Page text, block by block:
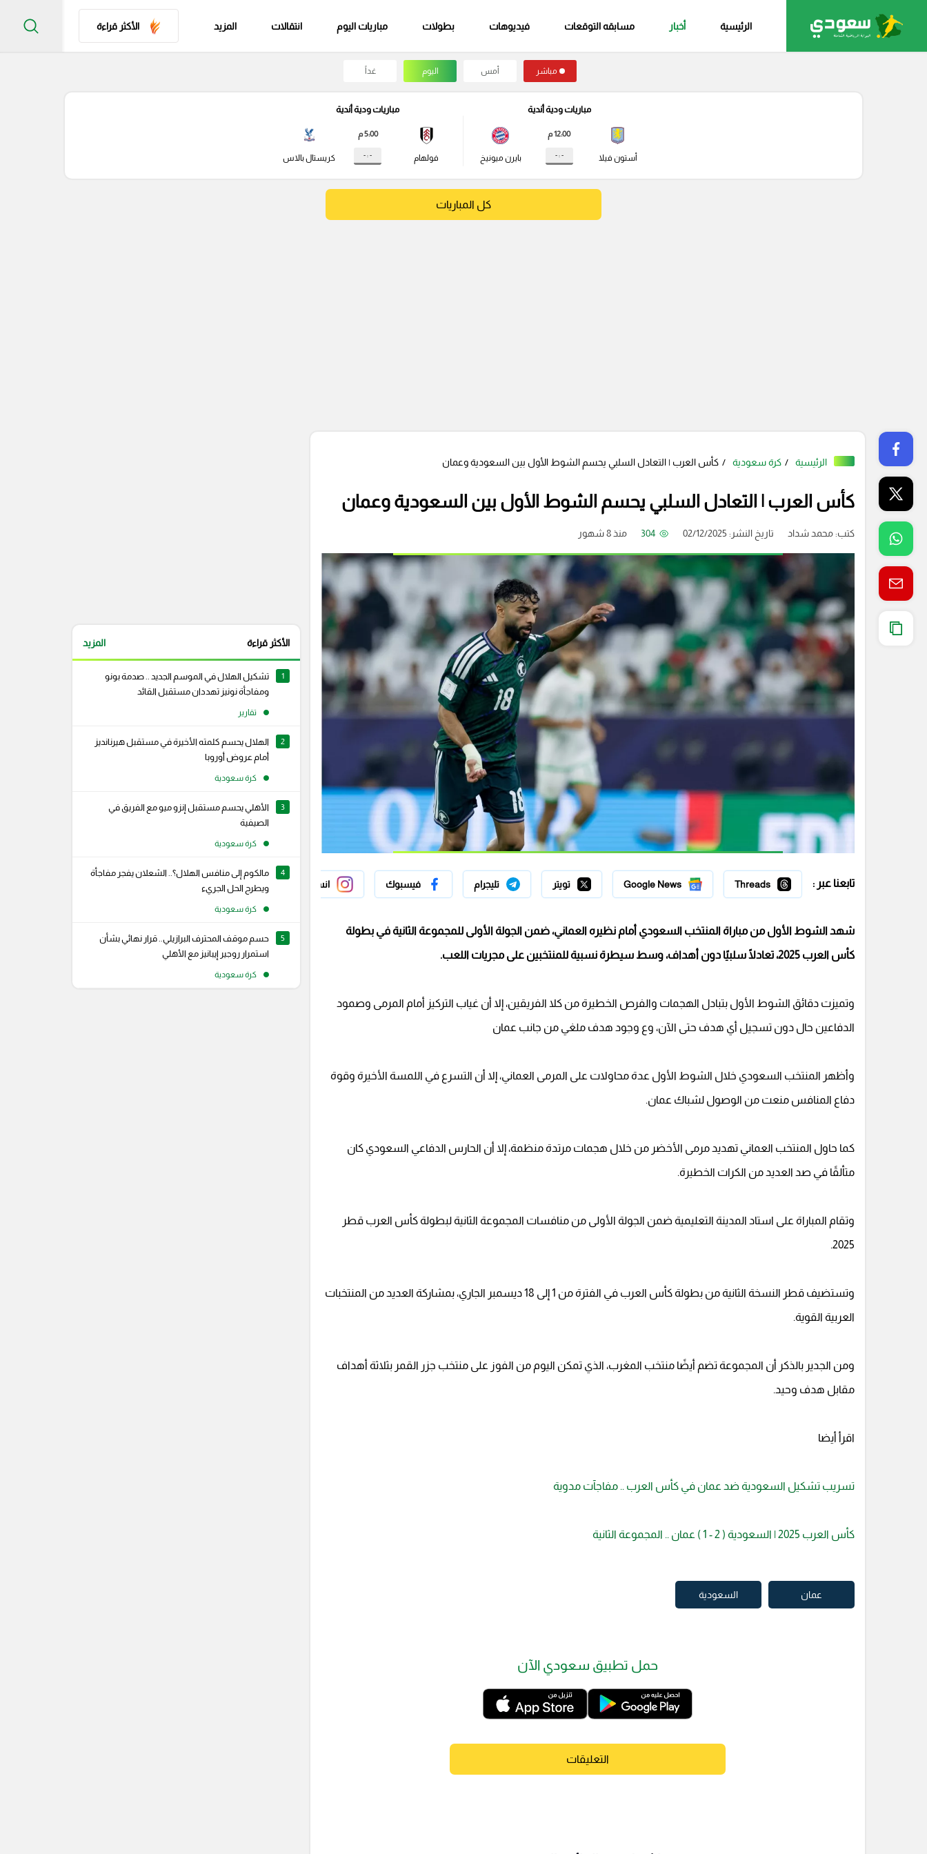
الرئيسية أخبار مسابقه التوقعات فيديوهات بطولات مباريات اليوم انتقالات المزيد الأكثر قراءة
مباشر أمس اليوم غداً
مباريات ودية أندية
أستون فيلا
12:00 م
- : - بايرن ميونيخ
مباريات ودية أندية
فولهام
5:00 م
- : - كريستال بالاس
كل المباريات
الرئيسية كرة سعودية كأس العرب | التعادل السلبي يحسم الشوط الأول بين السعودية وعمان
كأس العرب | التعادل السلبي يحسم الشوط الأول بين السعودية وعمان
كتب:محمد شداد تاريخ النشر: 02/12/2025 304 منذ 8 شهور
تابعنا عبر : Threads
Google News تويتر تليجرام فيسبوك انستجرام سناب شات
شهد الشوط الأول من مباراة المنتخب السعودي أمام نظيره العماني، ضمن الجولة الأولى للمجموعة الثانية في بطولة
كأس العرب 2025، تعادلًا سلبيًا دون أهداف، وسط سيطرة نسبية للمنتخبين على مجريات اللعب.
وتميزت دقائق الشوط الأول بتبادل الهجمات والفرص الخطيرة من كلا الفريقين، إلا أن غياب التركيز أمام المرمى وصمود
الدفاعين حال دون تسجيل أي هدف حتى الآن، وع وجود هدف ملغي من جانب عمان
وأظهر المنتخب السعودي خلال الشوط الأول عدة محاولات على المرمى العماني، إلا أن التسرع في اللمسة الأخيرة وقوة
دفاع المنافس منعت من الوصول لشباك عمان.
كما حاول المنتخب العماني تهديد مرمى الأخضر من خلال هجمات مرتدة منظمة، إلا أن الحارس الدفاعي السعودي كان
متألقًا في صد العديد من الكرات الخطيرة.
وتقام المباراة على استاد المدينة التعليمية ضمن الجولة الأولى من منافسات المجموعة الثانية لبطولة كأس العرب قطر
2025.
وتستضيف قطر النسخة الثانية من بطولة كأس العرب في الفترة من 1 إلى 18 ديسمبر الجاري، بمشاركة العديد من المنتخبات
العربية القوية.
ومن الجدير بالذكر أن المجموعة تضم أيضًا منتخب المغرب، الذي تمكن اليوم من الفوز على منتخب جزر القمر بثلاثة أهداف
مقابل هدف وحيد.
اقرأ أيضا
تسريب تشكيل السعودية ضد عمان في كأس العرب .. مفاجآت مدوية
كأس العرب 2025 | السعودية ( 2 - 1 ) عمان .. المجموعة الثانية
عمان السعودية
حمل تطبيق سعودي الآن
التعليقات
الأكثر قراءة المزيد
1
تشكيل الهلال في الموسم الجديد .. صدمة بونو
ومفاجأة نونيز تهددان مستقبل القائد
تقارير
2
الهلال يحسم كلمته الأخيرة في مستقبل هيرنانديز
أمام عروض أوروبا
كرة سعودية
3
الأهلي يحسم مستقبل إنزو ميو مع الفريق في
الصيفية
كرة سعودية
4
مالكوم إلى منافس الهلال؟.. الشعلان يفجر مفاجأة
ويطرح الحل الجريء
كرة سعودية
5
حسم موقف المحترف البرازيلي.. قرار نهائي بشأن
استمرار روجير إيبانيز مع الأهلي
كرة سعودية